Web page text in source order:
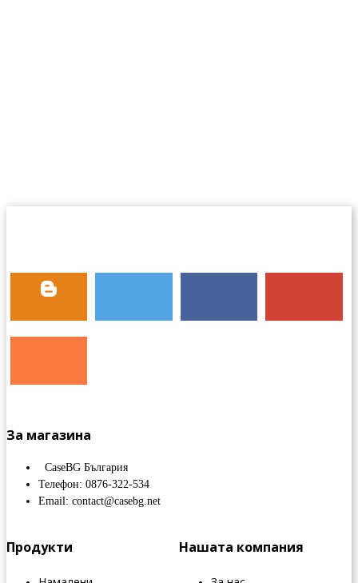
За магазина
CaseBG България
Телефон: 0876-322-534
Email: contact@casebg.net
Продукти Нашата компания